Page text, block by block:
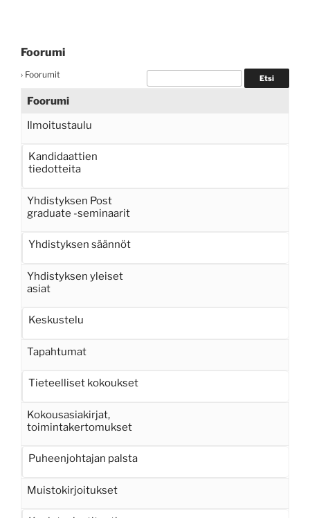
Foorumi
› Foorumit
Foorumi
Ilmoitustaulu
Kandidaattien
tiedotteita
Yhdistyksen Post
graduate -seminaarit
Yhdistyksen säännöt
Yhdistyksen yleiset
asiat
Keskustelu
Tapahtumat
Tieteelliset kokoukset
Kokousasiakirjat,
toimintakertomukset
Puheenjohtajan palsta
Muistokirjoitukset